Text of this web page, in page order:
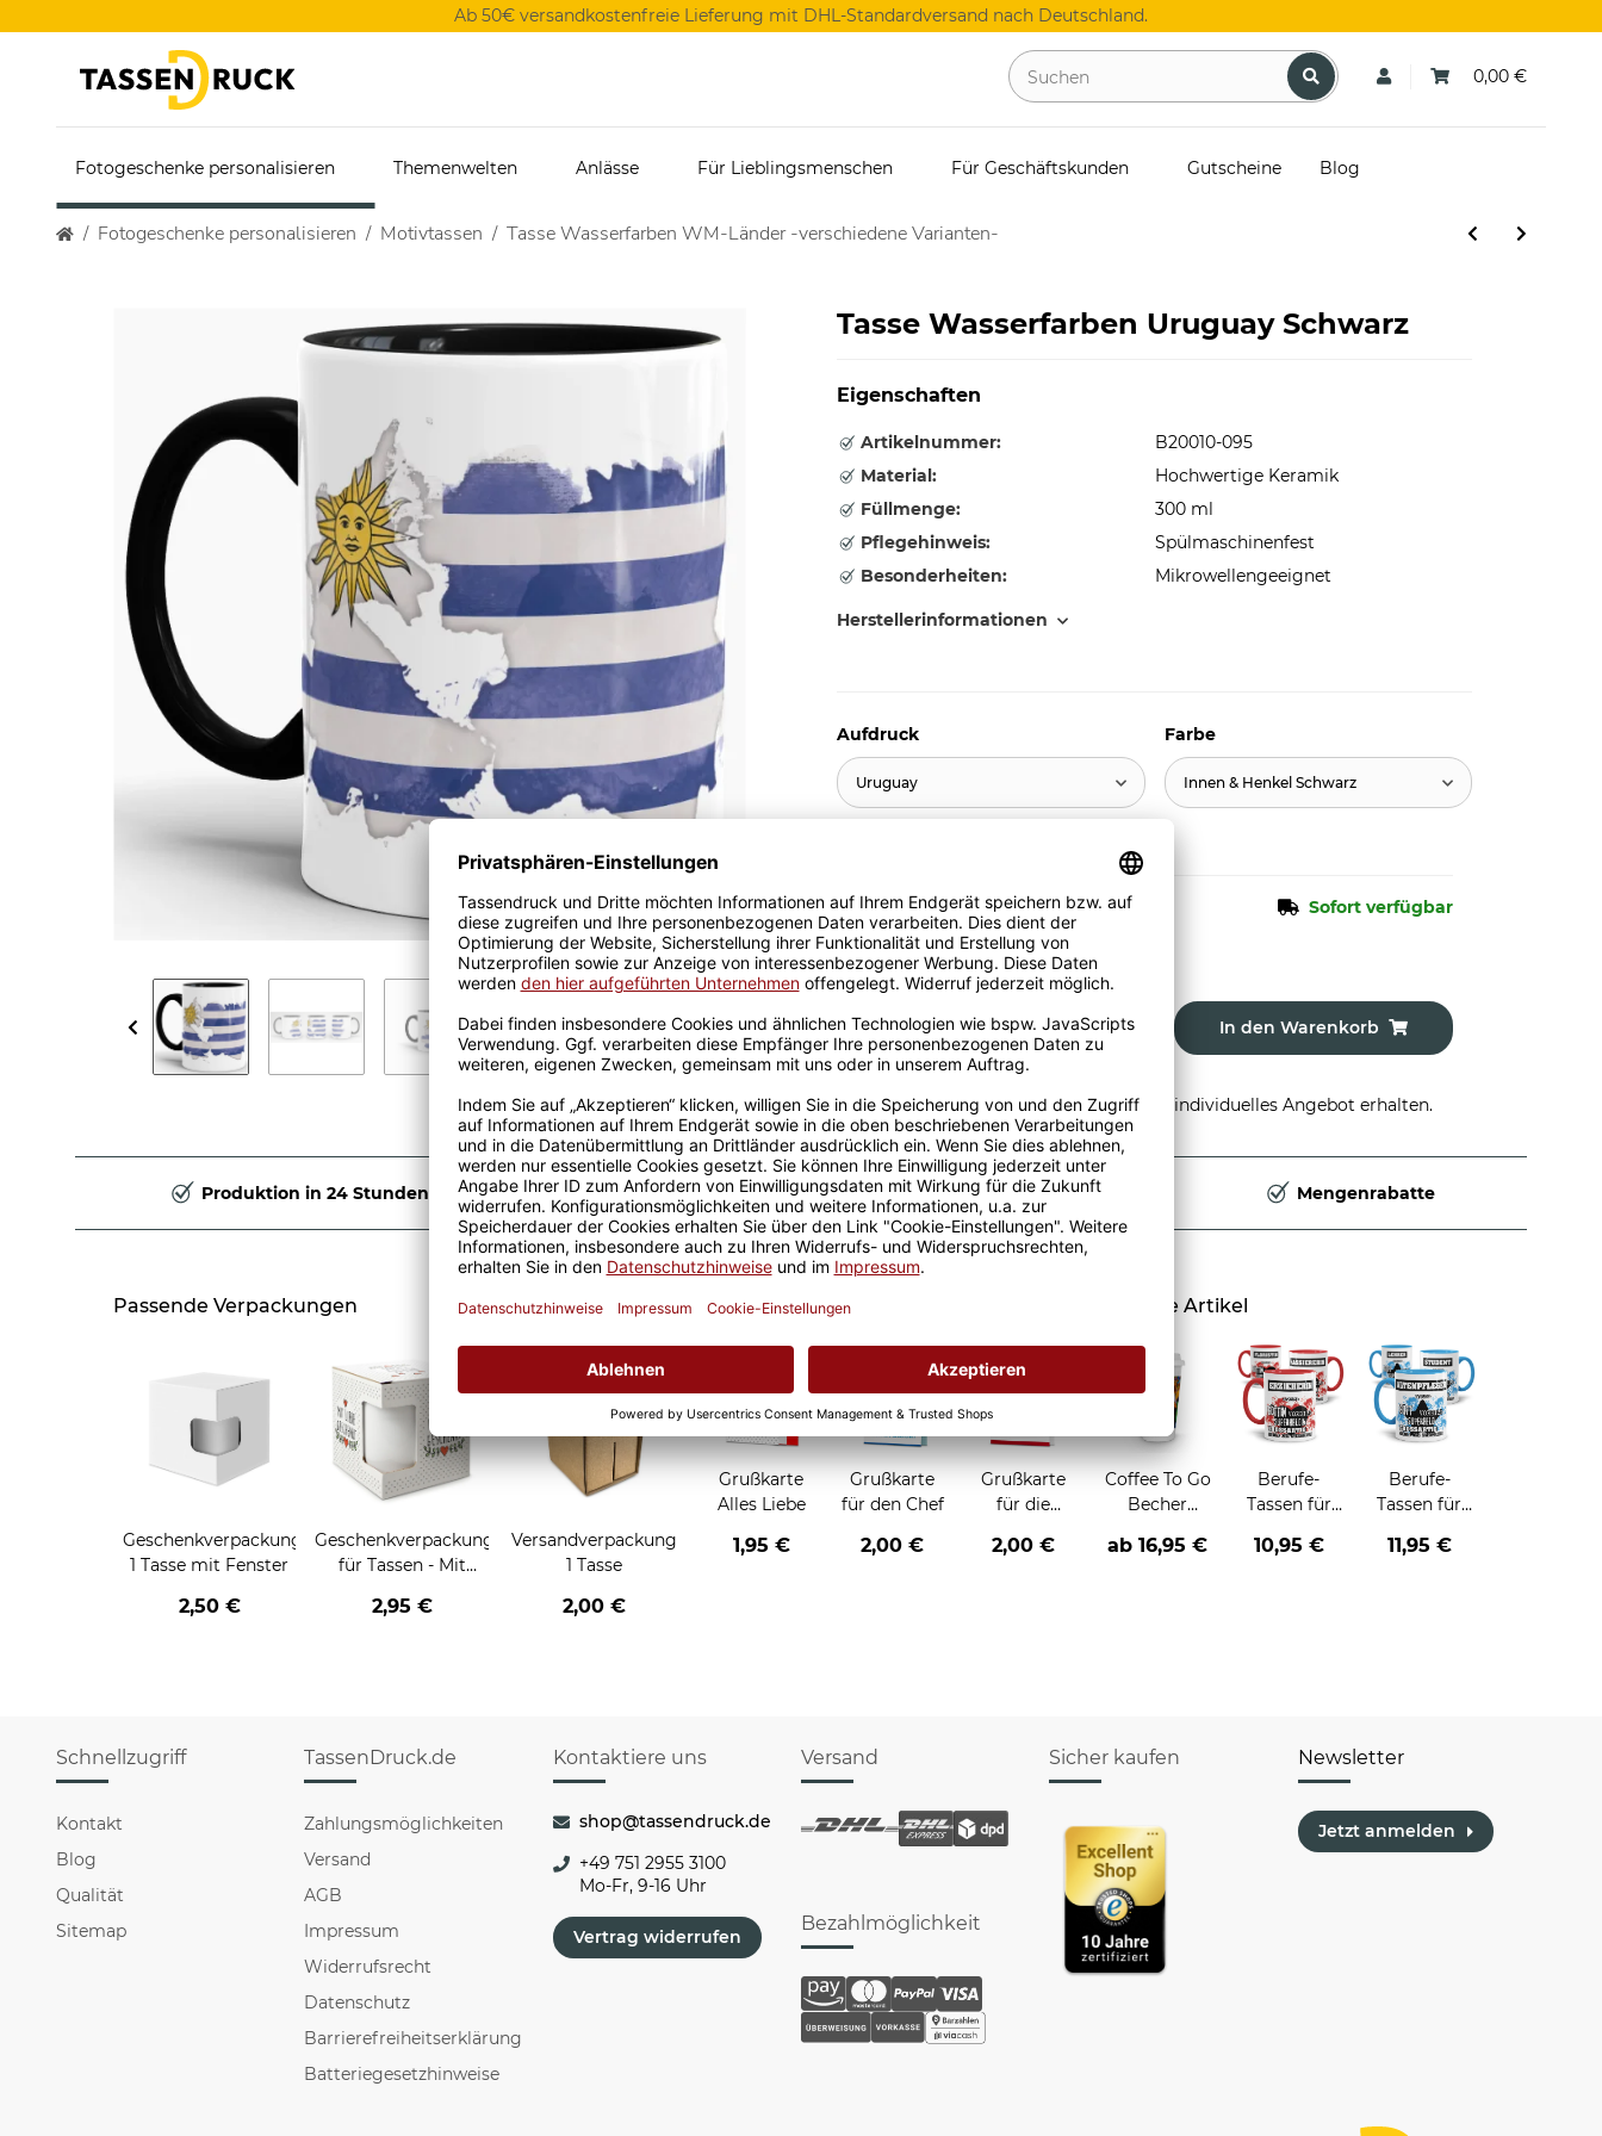
Ab 50€ versandkostenfreie Lieferung mit DHL-Standardversand nach Deutschland.
0,00 €
Fotogeschenke personalisieren Themenwelten Anlässe Für Lieblingsmenschen Für Geschäftskunden Gutscheine Blog
Fotogeschenke personalisieren Motivtassen Tasse Wasserfarben WM-Länder -verschiedene Varianten-
Tasse Wasserfarben Uruguay Schwarz
Eigenschaften
Artikelnummer:
B20010-095
Material:
Hochwertige Keramik
Füllmenge:
300 ml
Pflegehinweis:
Spülmaschinenfest
Besonderheiten:
Mikrowellengeeignet
Herstellerinformationen
Aufdruck
Uruguay
Farbe
Innen & Henkel Schwarz
10,95 € Sofort verfügbar
inkl. 19% MwSt. , zzgl. Versand
Stk In den Warenkorb
Größere Stückzahl? Anfrage stellen und individuelles Angebot erhalten.
Produktion in 24 Stunden Sicherer Kauf Auf Rechnung Produktion in Deutschland Mengenrabatte
Passende Verpackungen
Geschenkverpackung
1 Tasse mit Fenster
2,50 €
Geschenkverpackung
für Tassen - Mit
2,95 €
Versandverpackung
1 Tasse
2,00 €
Grußkarten zum Verschenken
Grußkarte
Alles Liebe
1,95 €
Grußkarte
für den Chef
2,00 €
Grußkarte
für die
2,00 €
Ähnliche Artikel
Coffee To Go
Becher
ab16,95 €
Berufe-
Tassen für
Farbvarianten
10,95 €
Berufe-
Tassen für
zwei
11,95 €
Schnellzugriff
Kontakt
Blog
Qualität
Sitemap
TassenDruck.de
Zahlungsmöglichkeiten
Versand
AGB
Impressum
Widerrufsrecht
Datenschutz
Barrierefreiheitserklärung
Batteriegesetzhinweise
Kontaktiere uns
shop@tassendruck.de
+49 751 2955 3100
Mo-Fr, 9-16 Uhr
Vertrag widerrufen
Versand
Bezahlmöglichkeit
Sicher kaufen Newsletter
Jetzt anmelden